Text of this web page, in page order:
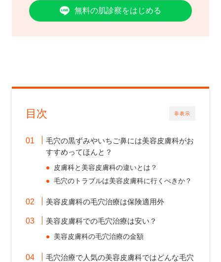
無料の肌診察をはじめる
非表示
目次
毛穴の黒ずみやいちご鼻には美容皮膚科がお
すすめってほんと？
皮膚科と美容皮膚科の違いとは？
毛穴のトラブルは美容皮膚科に行くべきか？
美容皮膚科の毛穴治療は保険適用外
美容皮膚科での毛穴治療は安い？
美容皮膚科の毛穴治療の金額
毛穴治療で人気の美容皮膚科ではどんな毛穴